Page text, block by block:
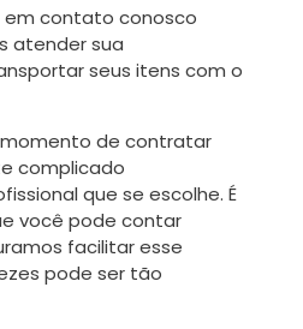
em contato conosco
atender sua
seus itens com o
de contratar
complicado
que se escolhe. É
você pode contar
facilitar esse
pode ser tão